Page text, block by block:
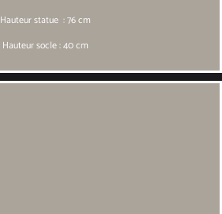
Hauteur statue : 76 cm
Hauteur socle : 40 cm